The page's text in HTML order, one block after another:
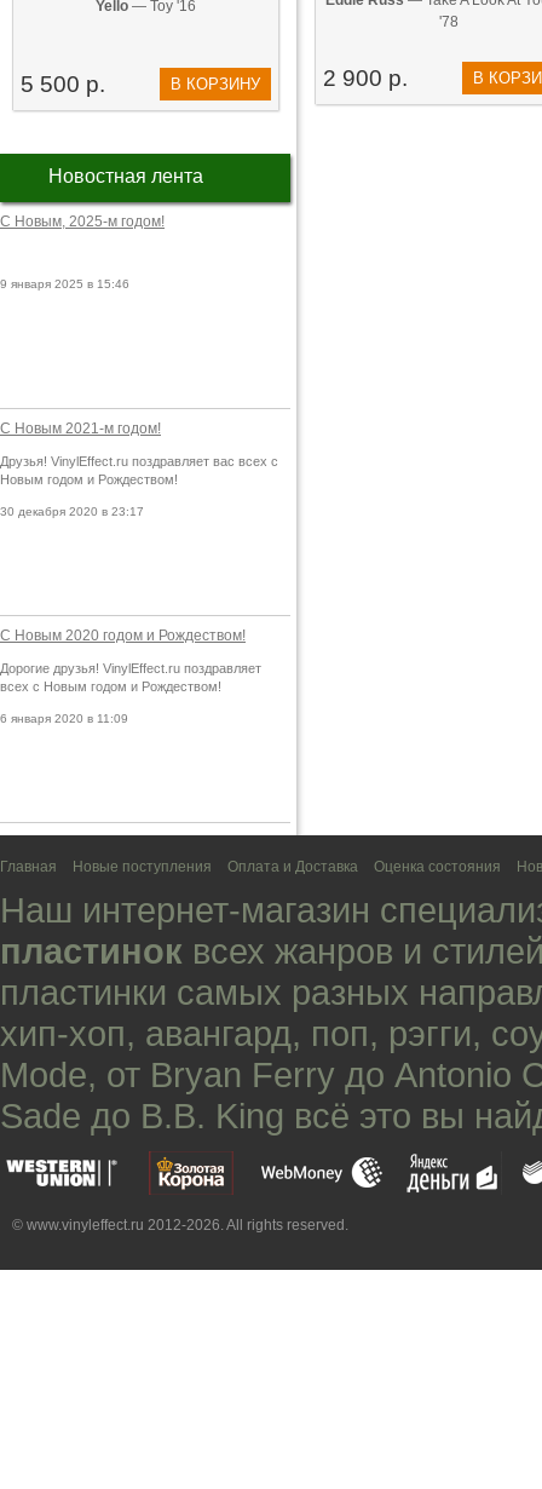
Yello — Toy '16
5 500 р. В КОРЗИНУ
Новостная лента
С Новым, 2025-м годом!
9 января 2025 в 15:46
С Новым 2021-м годом!
Друзья! VinylEffect.ru поздравляет вас всех с
Новым годом и Рождеством!
30 декабря 2020 в 23:17
С Новым 2020 годом и Рождеством!
Дорогие друзья! VinylEffect.ru поздравляет
всех с Новым годом и Рождеством!
6 января 2020 в 11:09
'78
2 900 р. В
Главная Новые поступления Оплата и Доставка Оценка состояния
Наш интернет-магазин
пластинок всех жанров и
пластинки самых разных
хип-хоп, авангард, поп, рэгги,
Mode, от Bryan Ferry до Antonio
Sade до B.B. King всё это вы
© www.vinyleffect.ru 2012-2026. All rights reserved.